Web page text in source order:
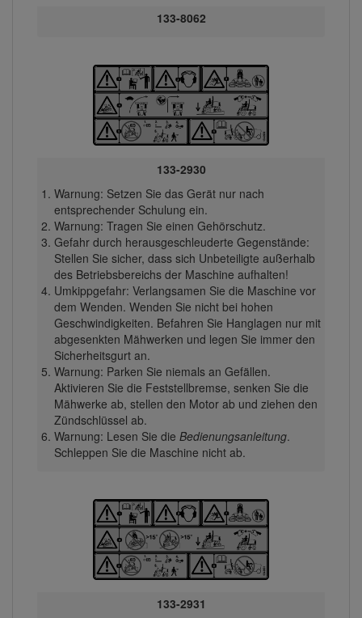
133-8062
133-2930
Warnung: Setzen Sie das Gerät nur nach
entsprechender Schulung ein.
Warnung: Tragen Sie einen Gehörschutz.
Gefahr durch herausgeschleuderte Gegenstände:
Stellen Sie sicher, dass sich Unbeteiligte außerhalb
des Betriebsbereichs der Maschine aufhalten!
Umkippgefahr: Verlangsamen Sie die Maschine vor
dem Wenden. Wenden Sie nicht bei hohen
Geschwindigkeiten. Befahren Sie Hanglagen nur mit
abgesenkten Mähwerken und legen Sie immer den
Sicherheitsgurt an.
Warnung: Parken Sie niemals an Gefällen.
Aktivieren Sie die Feststellbremse, senken Sie die
Mähwerke ab, stellen den Motor ab und ziehen den
Zündschlüssel ab.
Warnung: Lesen Sie die Bedienungsanleitung.
Schleppen Sie die Maschine nicht ab.
133-2931